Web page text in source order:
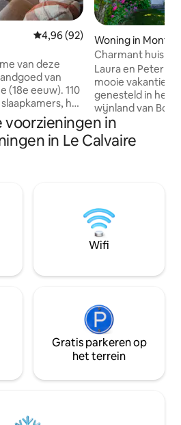
Gemiddelde beoordeling van
4,96 (92)
van deze
van
eeuw). 110
het
en oud
en
alle
een
van een
route. Op 30
Woning in
nant
Charmant huis in
Coquelicots'
Laura en Peter
mooie
genesteld in het
wijnland van
schuur ligt op
Route des
minuten van
bedden. Onze accommodatie heeft de
van de LCD
voorzieningen in
in Le Calvaire
Wifi
Gratis parkeren op
het terrein